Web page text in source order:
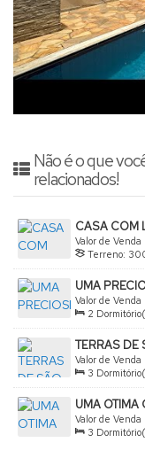
Não é o que
relacionados!
CASA COM
SÃO JOSÉ
Valor de Venda
Vista, São
Terreno:
Lado Direito:
UMA
Valor de Venda
Vista, São
2
Vaga(s) , Útil:
TERRAS
Valor de Venda
Vista, São
3
Vaga(s) , Útil:
UMA OTIMA
Valor de Venda
Vista, São
3